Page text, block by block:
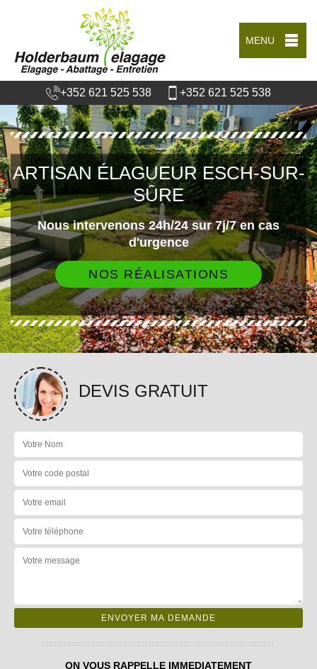
MENU
+352 621 525 538 +352 621 525 538
ARTISAN ÉLAGUEUR ESCH-SUR-
SÛRE
Nous intervenons 24h/24 sur 7j/7 en cas
d'urgence
NOS RÉALISATIONS
DEVIS GRATUIT
ON VOUS RAPPELLE IMMEDIATEMENT